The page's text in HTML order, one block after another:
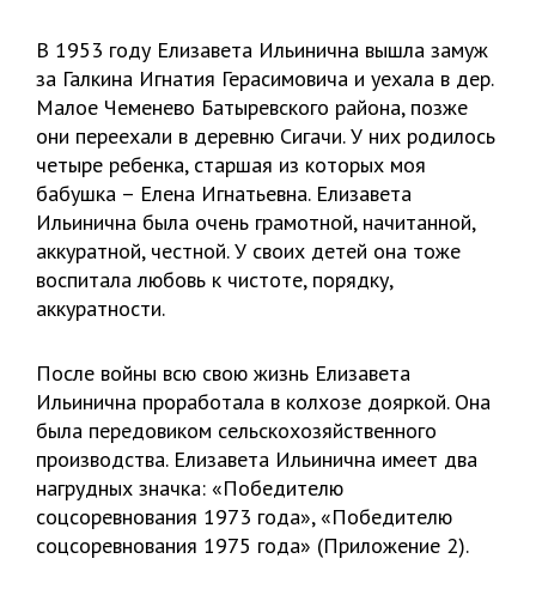
В 1953 году Елизавета Ильинична вышла замуж
за Галкина Игнатия Герасимовича и уехала в дер.
Малое Чеменево Батыревского района, позже
они переехали в деревню Сигачи. У них родилось
четыре ребенка, старшая из которых моя
бабушка – Елена Игнатьевна. Елизавета
Ильинична была очень грамотной, начитанной,
аккуратной, честной. У своих детей она тоже
воспитала любовь к чистоте, порядку,
аккуратности.
После войны всю свою жизнь Елизавета
Ильинична проработала в колхозе дояркой. Она
была передовиком сельскохозяйственного
производства. Елизавета Ильинична имеет два
нагрудных значка: «Победителю
соцсоревнования 1973 года», «Победителю
соцсоревнования 1975 года» (Приложение 2).